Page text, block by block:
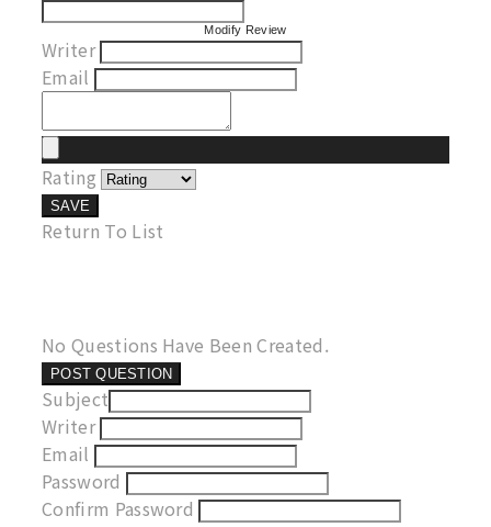
Modify Review
Writer
Email
Rating
SAVE
Return To List
No Questions Have Been Created.
POST QUESTION
Subject
Writer
Email
Password
Confirm Password